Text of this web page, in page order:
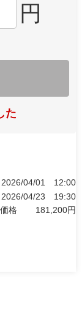
円
た
2026/04/01
12:00
2026/04/23
19:30
格
181,200円